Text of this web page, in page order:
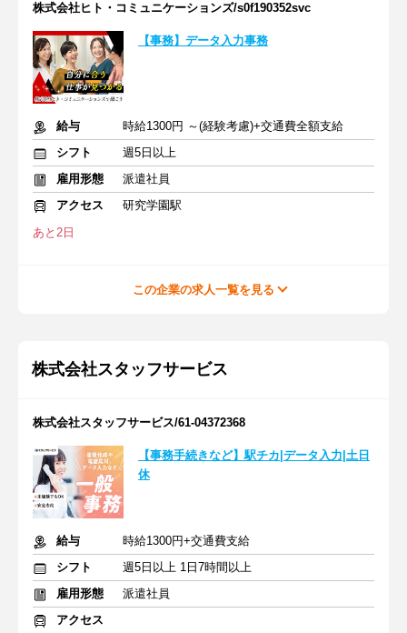
株式会社ヒト・コミュニケーションズ/s0f190352svc
【事務】データ入力事務
給与
時給1300円 ～(経験考慮)+交通費全額支給
シフト
週5日以上
雇用形態
派遣社員
アクセス
研究学園駅
あと2日
この企業の求人一覧を見る
株式会社スタッフサービス
株式会社スタッフサービス/61-04372368
【事務手続きなど】駅チカ|データ入力|土日
休
給与
時給1300円+交通費支給
シフト
週5日以上 1日7時間以上
雇用形態
派遣社員
アクセス